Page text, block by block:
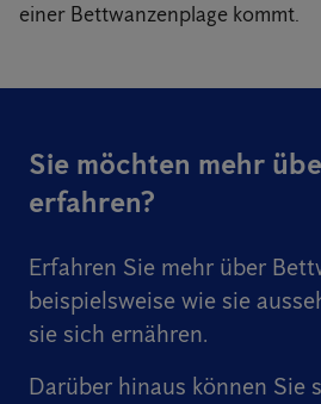
einer Bettwanzenplage kommt.
Sie möchten mehr
erfahren?
Erfahren Sie mehr über
beispielsweise wie sie
sie sich ernähren.
Darüber hinaus können Sie